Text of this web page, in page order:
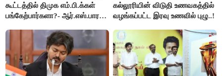
கூட்டத்தில் திமுக எம்.பி.க்கள்
பங்கேற்பார்களா?- ஆர்.எஸ்.பாரதி
கல்லூரியின் விடுதி உணவகத்தில்
வழங்கப்பட்ட இரவு உணவில் புழு..!